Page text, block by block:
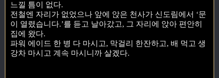
느낄 틈이 없다.
전철엔 자리가 없었으나 앞에 앉은 천사가 신도림에서 ‘문
이 열렸습니다.’를 듣고 날아갔고, 그 자리에 앉아 편안히
집에 왔다.
파워 에이드 한 병 다 마시고, 막걸리 한잔하고, 배 먹고 생
강차 마시고 계속 마시니까 살겠다.